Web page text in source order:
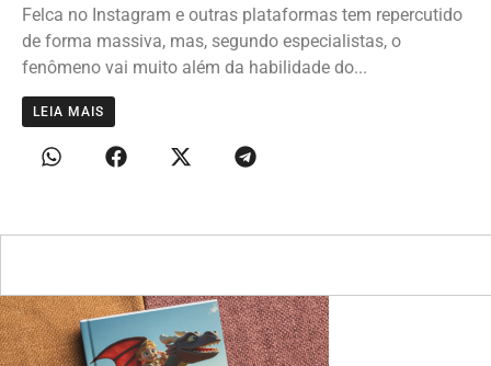
Felca no Instagram e outras plataformas tem repercutido
de forma massiva, mas, segundo especialistas, o
fenômeno vai muito além da habilidade do...
LEIA MAIS